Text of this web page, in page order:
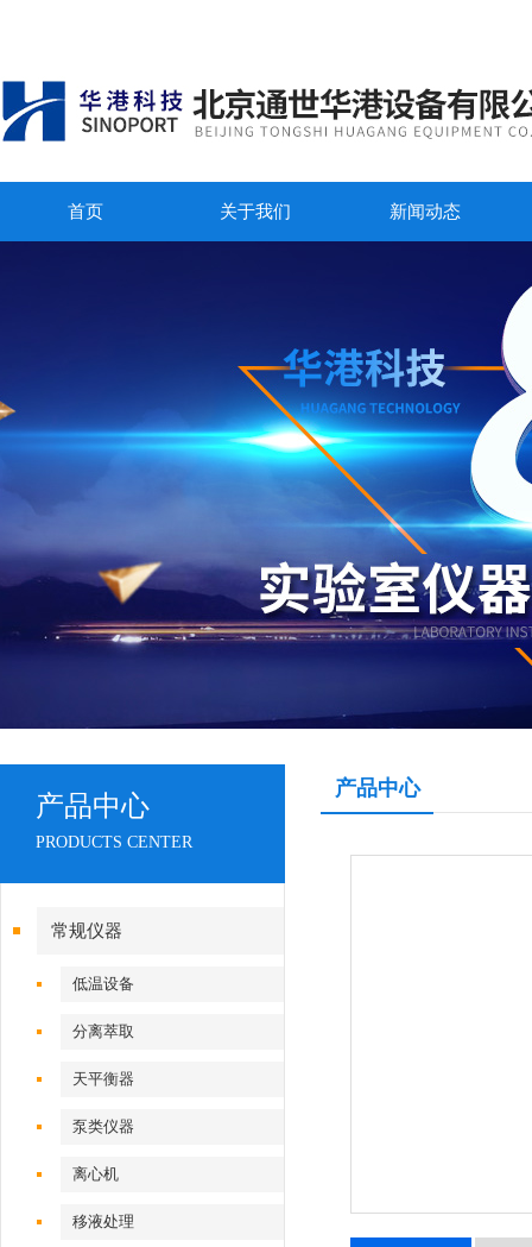
首页 关于我们 新闻动态
产品中心
PRODUCTS CENTER
常规仪器
低温设备
分离萃取
天平衡器
泵类仪器
离心机
移液处理
产品中心